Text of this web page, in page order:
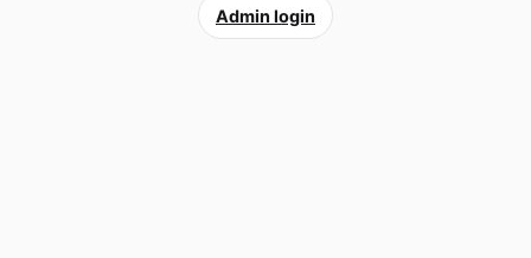
Admin login